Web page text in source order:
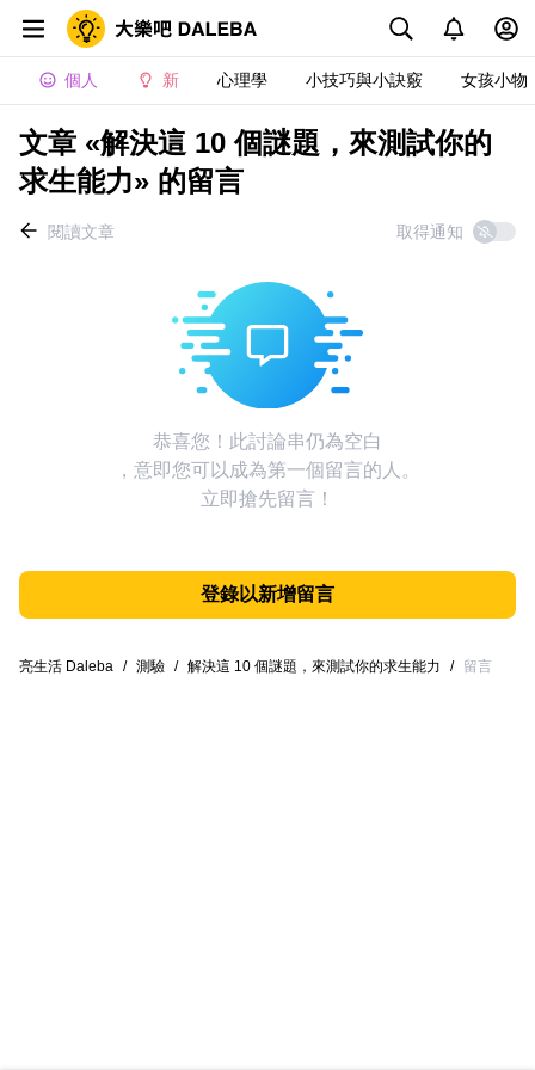
個人 新 心理學 小技巧與小訣竅 女孩小物
文章 «解決這 10 個謎題，來測試你的
求生能力» 的留言
閱讀文章 取得通知
恭喜您！此討論串仍為空白
，意即您可以成為第一個留言的人。
立即搶先留言！
登錄以新增留言
亮生活 Daleba / 測驗 / 解決這 10 個謎題，來測試你的求生能力 / 留言